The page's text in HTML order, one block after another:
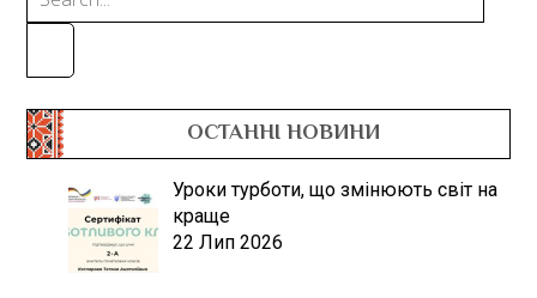
ОСТАННІ НОВИНИ
Уроки турботи, що змінюють світ на
краще
22 Лип 2026